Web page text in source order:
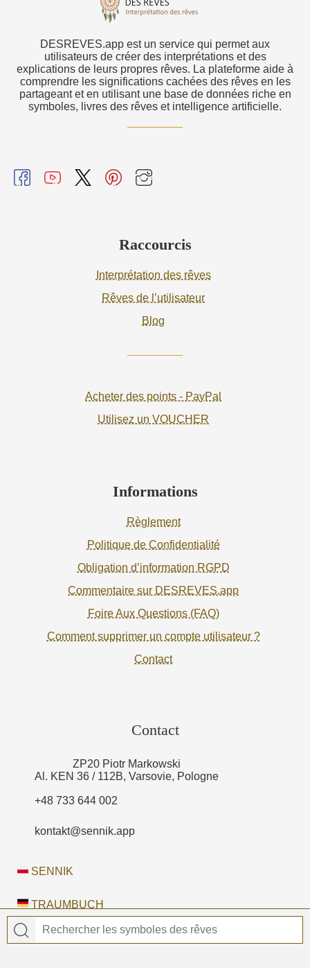
DESREVES.app est un service qui permet aux
utilisateurs de créer des interprétations et des
explications de leurs propres rêves. La plateforme aide à
comprendre les significations cachées des rêves en les
partageant et en utilisant une base de données riche en
symboles, livres des rêves et intelligence artificielle.
Raccourcis
Interprétation des rêves
Rêves de l’utilisateur
Blog
Acheter des points - PayPal
Utilisez un VOUCHER
Informations
Règlement
Politique de Confidentialité
Obligation d’information RGPD
Commentaire sur DESREVES.app
Foire Aux Questions (FAQ)
Comment supprimer un compte utilisateur ?
Contact
Contact
ZP20 Piotr Markowski
Al. KEN 36 / 112B, Varsovie, Pologne
+48 733 644 002
kontakt@sennik.app
SENNIK
TRAUMBUCH